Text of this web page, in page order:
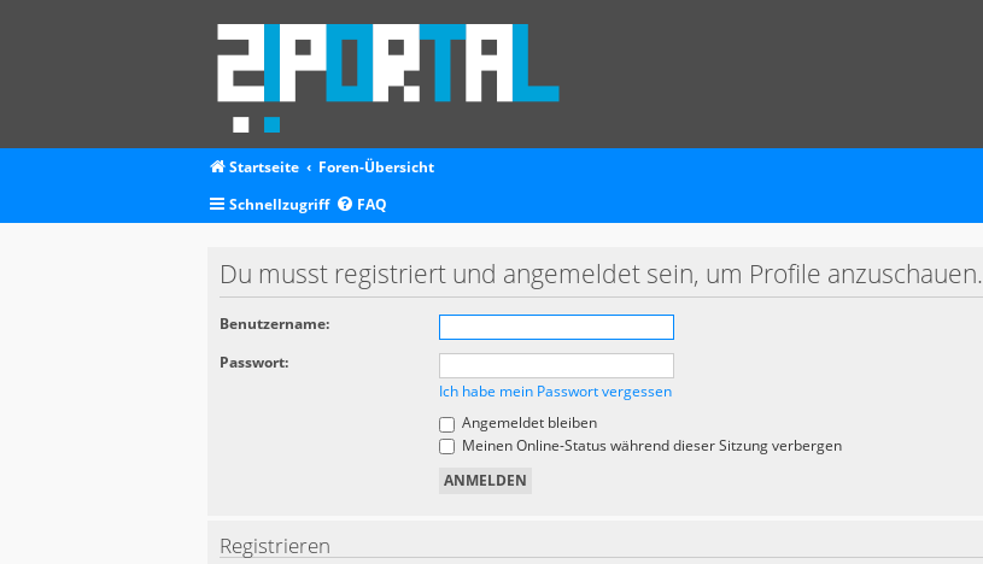
Startseite
Foren-Übersicht
Schnellzugriff
FAQ
Du musst registriert und angemeldet sein, um Profile anzuschauen.
Benutzername:
Passwort:
Ich habe mein Passwort vergessen
Angemeldet bleiben
Meinen Online-Status während dieser Sitzung verbergen
Registrieren